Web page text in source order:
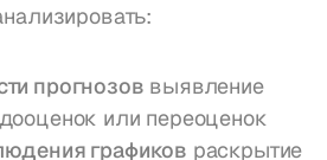
прогнозов выявление
или переоценок
графиков раскрытие